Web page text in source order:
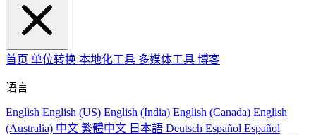
首页 单位转换 本地化工具 多媒体工具 博客
语言
English English (US) English (India) English (Canada) English
(Australia) 中文 繁體中文 日本語 Deutsch Español Español